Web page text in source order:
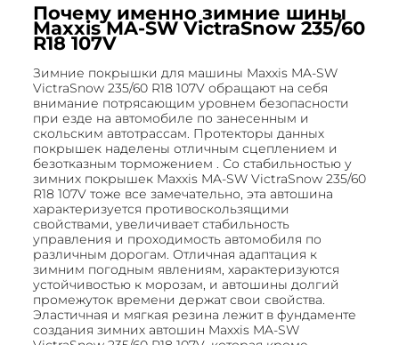
Почему именно зимние шины
Maxxis MA-SW VictraSnow 235/60
R18 107V
Зимние покрышки для машины Maxxis MA-SW
VictraSnow 235/60 R18 107V обращают на себя
внимание потрясающим уровнем безопасности
при езде на автомобиле по занесенным и
скольским автотрассам. Протекторы данных
покрышек наделены отличным сцеплением и
безотказным торможением . Со стабильностью у
зимних покрышек Maxxis MA-SW VictraSnow 235/60
R18 107V тоже все замечательно, эта автошина
характеризуется противоскользящими
свойствами, увеличивает стабильность
управления и проходимость автомобиля по
различным дорогам. Отличная адаптация к
зимним погодным явлениям, характеризуются
устойчивостью к морозам, и автошины долгий
промежуток времени держат свои свойства.
Эластичная и мягкая резина лежит в фундаменте
создания зимних автошин Maxxis MA-SW